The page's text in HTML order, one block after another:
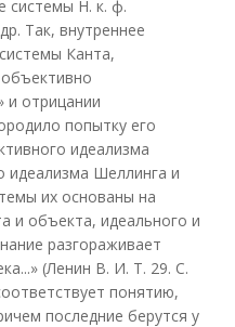
системы Н. к. ф.
Так, внутреннее
Канта,
и отрицании
попытку его
идеализма
идеализма Шеллинга и
их основаны на
и объекта, идеального и
разгораживает
(Ленин В. И. Т. 29. С.
понятию,
последние берутся у